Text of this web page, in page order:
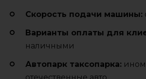
Cкорость подачи машины:
Варианты оплаты для
наличными
Автопарк таксопарка: